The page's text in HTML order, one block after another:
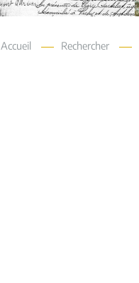
Accueil Rechercher